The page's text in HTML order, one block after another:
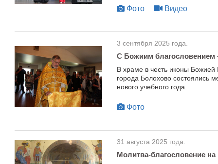
Фото Видео
3 сентября 2025 года.
С Божиим благословением
В храме в честь иконы
города Болохово состоялись
нового учебного года.
Фото
31 августа 2025 года.
Молитва-благословение